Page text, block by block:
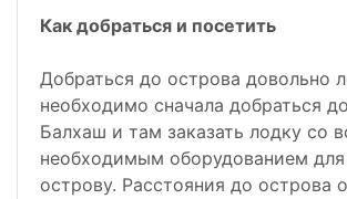
Как добраться и посетить
Добраться до острова довольно
необходимо сначала добраться
Балхаш и там заказать лодку со
необходимым оборудованием
острову. Расстояния до острова